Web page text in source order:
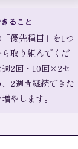
ること
優先種目」を1つ
取り組んでくだ
週2回・10回×2セ
2週間継続できた
やします。